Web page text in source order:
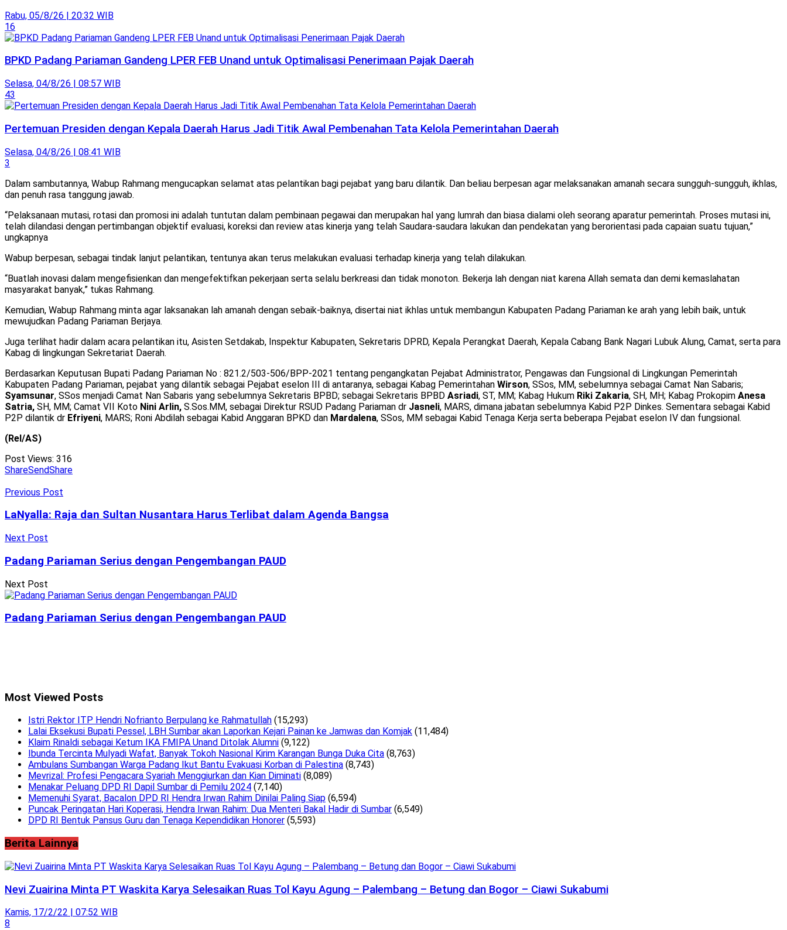
Rabu, 05/8/26 | 20:32 WIB
16
BPKD Padang Pariaman Gandeng LPER FEB Unand untuk Optimalisasi Penerimaan Pajak Daerah
Selasa, 04/8/26 | 08:57 WIB
43
Pertemuan Presiden dengan Kepala Daerah Harus Jadi Titik Awal Pembenahan Tata Kelola Pemerintahan Daerah
Selasa, 04/8/26 | 08:41 WIB
3
Dalam sambutannya, Wabup Rahmang mengucapkan selamat atas pelantikan bagi pejabat yang baru dilantik. Dan beliau berpesan agar melaksanakan amanah secara sungguh-sungguh, ikhlas,
dan penuh rasa tanggung jawab.
“Pelaksanaan mutasi, rotasi dan promosi ini adalah tuntutan dalam pembinaan pegawai dan merupakan hal yang lumrah dan biasa dialami oleh seorang aparatur pemerintah. Proses mutasi ini,
telah dilandasi dengan pertimbangan objektif evaluasi, koreksi dan review atas kinerja yang telah Saudara-saudara lakukan dan pendekatan yang berorientasi pada capaian suatu tujuan,”
ungkapnya
Wabup berpesan, sebagai tindak lanjut pelantikan, tentunya akan terus melakukan evaluasi terhadap kinerja yang telah dilakukan.
“Buatlah inovasi dalam mengefisienkan dan mengefektifkan pekerjaan serta selalu berkreasi dan tidak monoton. Bekerja lah dengan niat karena Allah semata dan demi kemaslahatan
masyarakat banyak,” tukas Rahmang.
Kemudian, Wabup Rahmang minta agar laksanakan lah amanah dengan sebaik-baiknya, disertai niat ikhlas untuk membangun Kabupaten Padang Pariaman ke arah yang lebih baik, untuk
mewujudkan Padang Pariaman Berjaya.
Juga terlihat hadir dalam acara pelantikan itu, Asisten Setdakab, Inspektur Kabupaten, Sekretaris DPRD, Kepala Perangkat Daerah, Kepala Cabang Bank Nagari Lubuk Alung, Camat, serta para
Kabag di lingkungan Sekretariat Daerah.
Berdasarkan Keputusan Bupati Padang Pariaman No : 821.2/503-506/BPP-2021 tentang pengangkatan Pejabat Administrator, Pengawas dan Fungsional di Lingkungan Pemerintah
Kabupaten Padang Pariaman, pejabat yang dilantik sebagai Pejabat eselon III di antaranya, sebagai Kabag Pemerintahan Wirson, SSos, MM, sebelumnya sebagai Camat Nan Sabaris;
Syamsunar, SSos menjadi Camat Nan Sabaris yang sebelumnya Sekretaris BPBD; sebagai Sekretaris BPBD Asriadi, ST, MM; Kabag Hukum Riki Zakaria, SH, MH; Kabag Prokopim Anesa
Satria, SH, MM; Camat VII Koto Nini Arlin, S.Sos.MM, sebagai Direktur RSUD Padang Pariaman dr Jasneli, MARS, dimana jabatan sebelumnya Kabid P2P Dinkes. Sementara sebagai Kabid
P2P dilantik dr Efriyeni, MARS; Roni Abdilah sebagai Kabid Anggaran BPKD dan Mardalena, SSos, MM sebagai Kabid Tenaga Kerja serta beberapa Pejabat eselon IV dan fungsional.
(Rel/AS)
Post Views: 316
ShareSendShare
Previous Post
LaNyalla: Raja dan Sultan Nusantara Harus Terlibat dalam Agenda Bangsa
Next Post
Padang Pariaman Serius dengan Pengembangan PAUD
Next Post
Padang Pariaman Serius dengan Pengembangan PAUD
Most Viewed Posts
Istri Rektor ITP Hendri Nofrianto Berpulang ke Rahmatullah (15,293)
Lalai Eksekusi Bupati Pessel, LBH Sumbar akan Laporkan Kejari Painan ke Jamwas dan Komjak (11,484)
Klaim Rinaldi sebagai Ketum IKA FMIPA Unand Ditolak Alumni (9,122)
Ibunda Tercinta Mulyadi Wafat, Banyak Tokoh Nasional Kirim Karangan Bunga Duka Cita (8,763)
Ambulans Sumbangan Warga Padang Ikut Bantu Evakuasi Korban di Palestina (8,743)
Mevrizal: Profesi Pengacara Syariah Menggiurkan dan Kian Diminati (8,089)
Menakar Peluang DPD RI Dapil Sumbar di Pemilu 2024 (7,140)
Memenuhi Syarat, Bacalon DPD RI Hendra Irwan Rahim Dinilai Paling Siap (6,594)
Puncak Peringatan Hari Koperasi, Hendra Irwan Rahim: Dua Menteri Bakal Hadir di Sumbar (6,549)
DPD RI Bentuk Pansus Guru dan Tenaga Kependidikan Honorer (5,593)
Berita Lainnya
Nevi Zuairina Minta PT Waskita Karya Selesaikan Ruas Tol Kayu Agung – Palembang – Betung dan Bogor – Ciawi Sukabumi
Kamis, 17/2/22 | 07:52 WIB
8